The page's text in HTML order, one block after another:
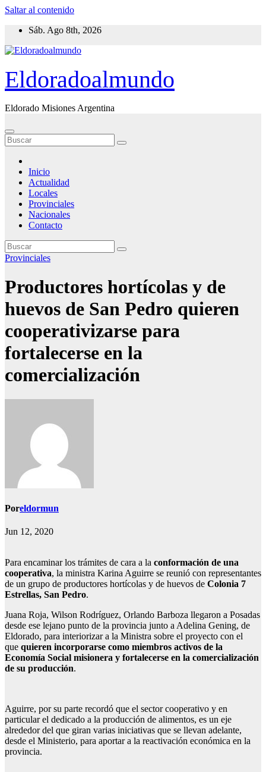
Saltar al contenido
Sáb. Ago 8th, 2026
Eldoradoalmundo
Eldorado Misiones Argentina
Inicio
Actualidad
Locales
Provinciales
Nacionales
Contacto
Provinciales
Productores hortícolas y de
huevos de San Pedro quieren
cooperativizarse para
fortalecerse en la
comercialización
Poreldormun
Jun 12, 2020
Para encaminar los trámites de cara a la conformación de una
cooperativa, la ministra Karina Aguirre se reunió con representantes
de un grupo de productores hortícolas y de huevos de Colonia 7
Estrellas, San Pedro.
Juana Roja, Wilson Rodríguez, Orlando Barboza llegaron a Posadas
desde ese lejano punto de la provincia junto a Adelina Gening, de
Eldorado, para interiorizar a la Ministra sobre el proyecto con el
que quieren incorporarse como miembros activos de la
Economía Social misionera y fortalecerse en la comercialización
de su producción.
Aguirre, por su parte recordó que el sector cooperativo y en
particular el dedicado a la producción de alimentos, es un eje
alrededor del que giran varias iniciativas que se llevan adelante,
desde el Ministerio, para aportar a la reactivación económica en la
provincia.